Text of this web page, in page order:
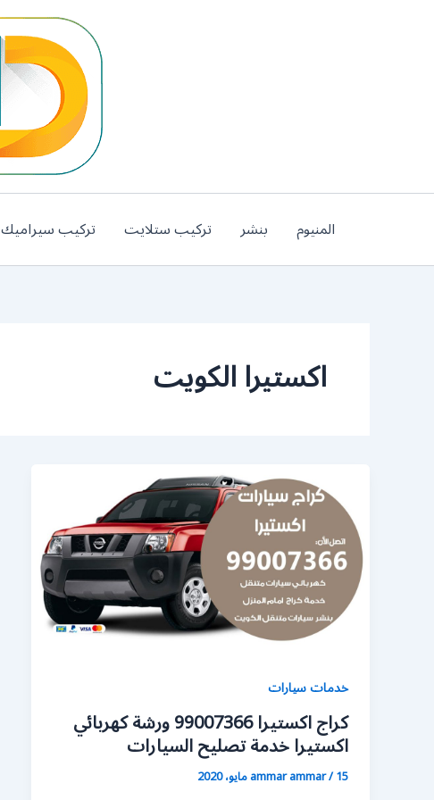
المنيوم بنشر تركيب ستلايت تركيب سيراميك
اكستيرا الكويت
خدمات سيارات
كراج اكستيرا 99007366 ورشة كهربائي
اكستيرا خدمة تصليح السيارات
ammar ammar/15 مايو، 2020